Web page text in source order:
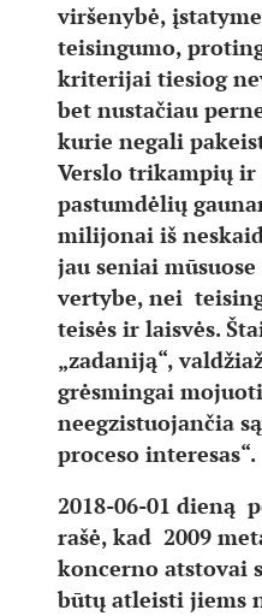
viršenybė,
teisingumo,
kriterijai tiesiog
bet nustačiau
kurie negali
Verslo trikampių ir
pastumdėlių
milijonai iš
jau seniai
vertybe, nei
teisės ir laisvės.
„zadaniją“,
grėsmingai
neegzistuojančia
proceso interesas“.
2018-06-01 dieną
rašė, kad 2009
koncerno atstovai
būtų atleisti jiems